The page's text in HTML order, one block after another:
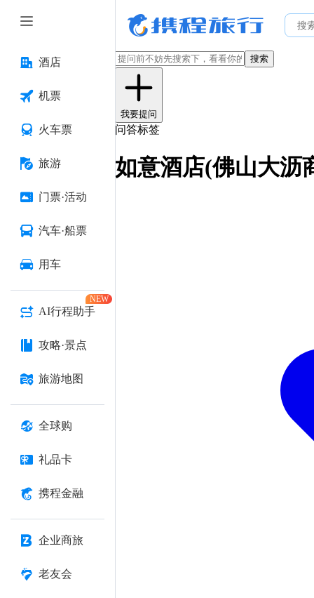
酒店
机票
火车票
旅游
门票·活动
汽车·船票
用车
AI行程助手
NEW
攻略·景点
旅游地图
全球购
礼品卡
携程金融
企业商旅
老友会
搜索
我要提问
问答标签
如意酒店(佛山大沥